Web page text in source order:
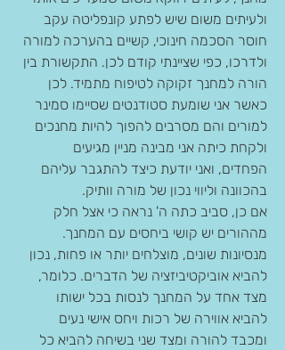
ולעיתים משום שיש לפתע קונפליטה עקב
חוסר הסכמה חינוכי, קשיים בהערכה למורה
ולדרכו, כפי שציינתי קודם לכן. התקשורת בין
הורה למחנך זקוקה לטיפוח מתמיד. לכן
כאשר אני שומעת סטודנטים שסיימו סמינר
למורים והם מסרבים להפוך להיות מחנכים
ולקחת כיתה אני מבינה מניין מגיעים
הפחדים, ואני יודעת כיצד להתגבר עליהם
בהכוונה וליווי נכון של מורה וותיק.
אם כן, סביב כתה ה' נראה כי אצל חלק
מההורים יש קושי ביחסים עם המחנך.
מנסיונות שונים, מוצלחים יותר או פחות, נכון
להביא אוביקטיביזציה של הדברים. כלומר,
מצד אחד על המחנך לנסות בכל ישותו
להביא אווירה של רכות ויחס אישי נעים
ומכבד להורה ומצד שני בשיחה להביא כל